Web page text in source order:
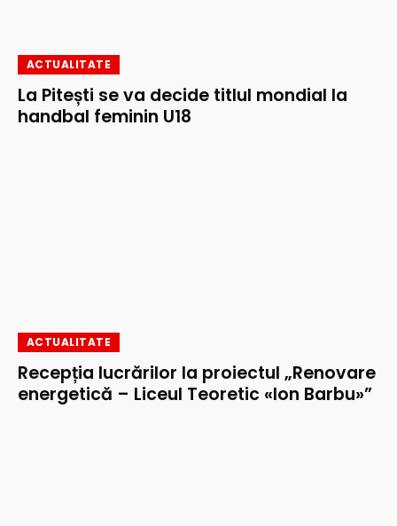
ACTUALITATE
La Pitești se va decide titlul mondial la
handbal feminin U18
ACTUALITATE
Recepția lucrărilor la proiectul „Renovare
energetică – Liceul Teoretic «Ion Barbu»”